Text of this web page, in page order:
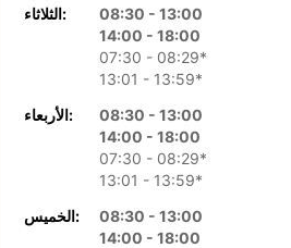
الثلاثاء:
08:30 - 13:00
14:00 - 18:00
07:30 - 08:29*
13:01 - 13:59*
الأربعاء:
08:30 - 13:00
14:00 - 18:00
07:30 - 08:29*
13:01 - 13:59*
الخميس:
08:30 - 13:00
14:00 - 18:00